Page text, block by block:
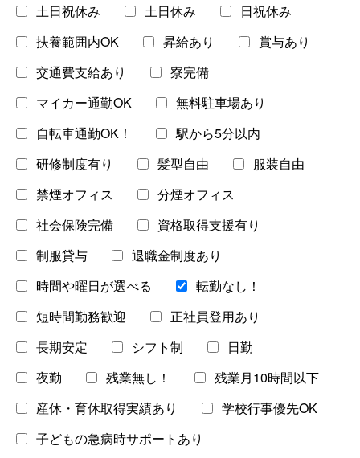
営業・販売
事務・受付
飲食・フードサービス
ビューティー・家事
清掃・美化
旅行・レジャー・イベント
保育士・教員・講師
介護・福祉
医師・看護師・薬剤師
警察・保安
ドライバー
農林漁業
クリエイター
IT・Web・ゲームエンジニア
エンジニアリング・設計開発
建設・土木・施工
北海道・東北
東日本
東北
北海道
西日本
土日祝休み 土日休み
日祝休み
扶養範囲内OK
昇給あり
賞与あり
交通費支給あり
寮完備
マイカー通勤OK
無料駐車場あり
自転車通勤OK！
駅から5分以内
研修制度有り
髪型自由
服装自由
禁煙オフィス
分煙オフィス
社会保険完備
資格取得支援有り
制服貸与
退職金制度あり
時間や曜日が選べる
転勤なし！
短時間勤務歓迎
正社員登用あり
長期安定
シフト制
日勤
夜勤
残業無し！
残業月10時間以下
産休・育休取得実績あり
学校行事優先OK
子どもの急病時サポートあり